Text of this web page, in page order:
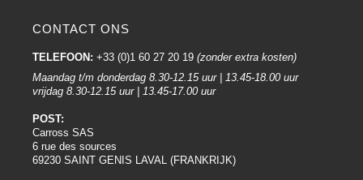
CONTACT ONS
TELEFOON: +33 (0)1 60 27 20 19 (zonder extra kosten)
Maandag t/m donderdag 8.30-12.15 uur | 13.45-18.00 uur
vrijdag 8.30-12.15 uur | 13.45-17.00 uur
POST:
Carross SAS
6 rue des sources
69230 SAINT GENIS LAVAL (FRANKRIJK)